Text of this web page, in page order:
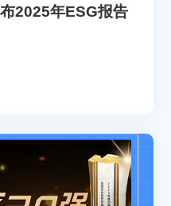
2025年ESG报告